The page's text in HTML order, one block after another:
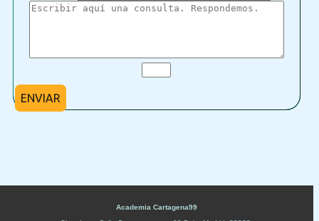
ENVIAR
Academia Cartagena99